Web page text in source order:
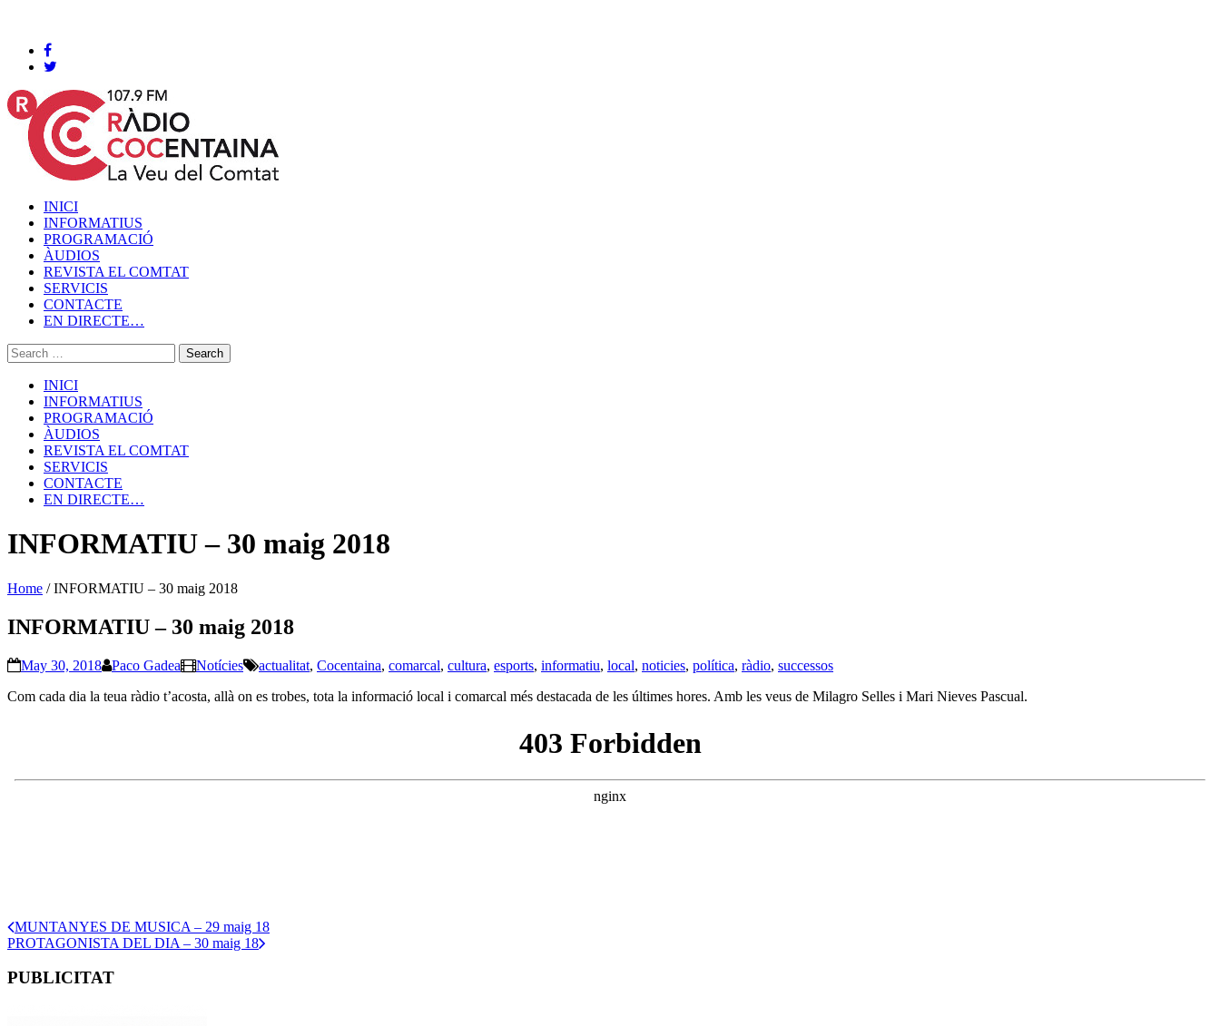
INICI
INFORMATIUS
PROGRAMACIÓ
ÀUDIOS
REVISTA EL COMTAT
SERVICIS
CONTACTE
EN DIRECTE…
INICI
INFORMATIUS
PROGRAMACIÓ
ÀUDIOS
REVISTA EL COMTAT
SERVICIS
CONTACTE
EN DIRECTE…
INFORMATIU – 30 maig 2018
Home /INFORMATIU – 30 maig 2018
INFORMATIU – 30 maig 2018
May 30, 2018 Paco Gadea Notícies actualitat, Cocentaina, comarcal, cultura, esports, informatiu, local, noticies, política, ràdio, successos
Com cada dia la teua ràdio t’acosta, allà on es trobes, tota la informació local i comarcal més destacada de les últimes hores. Amb les veus de Milagro Selles i Mari Nieves Pascual.
MUNTANYES DE MUSICA – 29 maig 18
PROTAGONISTA DEL DIA – 30 maig 18
PUBLICITAT